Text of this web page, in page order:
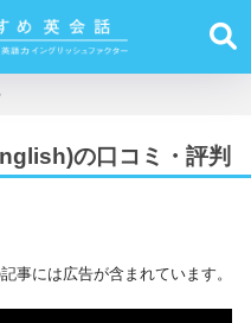
の口コミ・評判
事には広告が含まれています。